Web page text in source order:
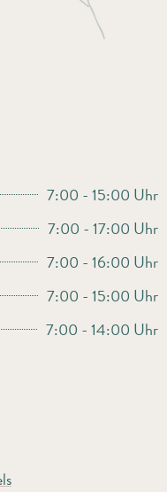
7:00 - 15:00 Uhr
7:00 - 17:00 Uhr
7:00 - 16:00 Uhr
7:00 - 15:00 Uhr
7:00 - 14:00 Uhr